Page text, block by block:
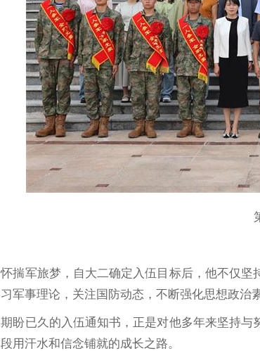
揣军旅梦，自大二确定入伍目标后，他不仅
军事理论，关注国防动态，不断强化思想政治素
盼已久的入伍通知书，正是对他多年来坚持
用汗水和信念铺就的成长之路。